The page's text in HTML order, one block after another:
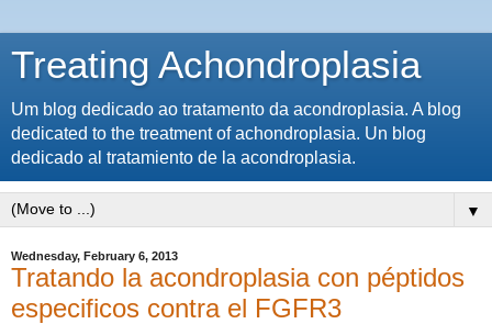
Treating Achondroplasia
Um blog dedicado ao tratamento da acondroplasia. A blog
dedicated to the treatment of achondroplasia. Un blog
dedicado al tratamiento de la acondroplasia.
▼
Wednesday, February 6, 2013
Tratando la acondroplasia con péptidos
especificos contra el FGFR3